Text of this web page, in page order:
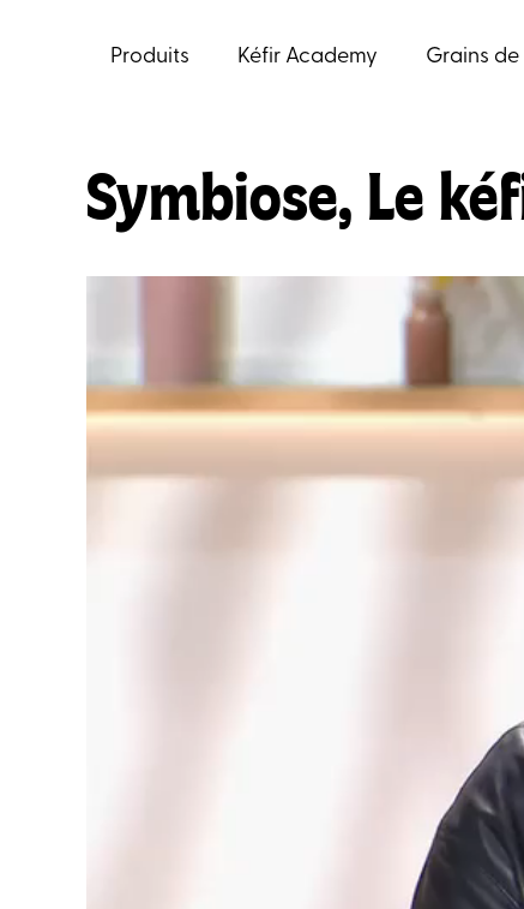
Produits Kéfir Academy Grains de
Symbiose, Le